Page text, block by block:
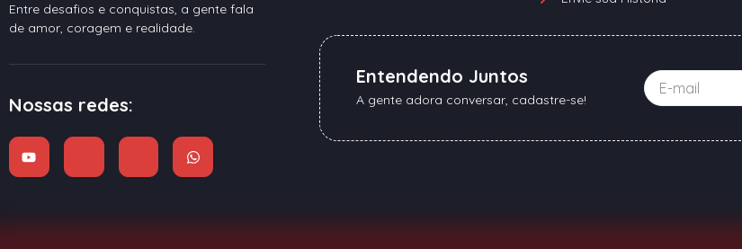
Entre desafios e conquistas, a gente fala
de amor, coragem e realidade.
Nossas redes:
Entendendo Juntos
A gente adora conversar, cadastre-se!